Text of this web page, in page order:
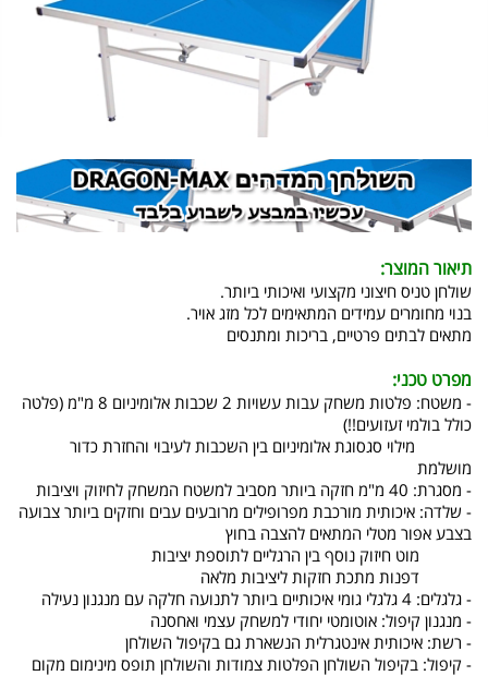
תיאור המוצר:
שולחן טניס חיצוני מקצועי ואיכותי ביותר.
בנוי מחומרים עמידים המתאימים לכל מזג אויר.
מתאים לבתים פרטיים, בריכות ומתנסים
מפרט טכני:
- משטח: פלטות משחק עבות עשויות 2 שכבות אלומיניום 8 מ"מ (פלטה
כולל בולמי זעזועים!!)
מילוי סגסוגת אלומיניום בין השכבות לעיבוי והחזרת כדור
מושלמת
- מסגרת: 40 מ"מ חזקה ביותר מסביב למשטח המשחק לחיזוק ויציבות
- שלדה: איכותית מורכבת מפרופילים מרובעים עבים וחזקים ביותר צבועה
בצבע אפור מטלי המתאים להצבה בחוץ
מוט חיזוק נוסף בין הרגליים לתוספת יציבות
דפנות מתכת חזקות ליציבות מלאה
- גלגלים: 4 גלגלי גומי איכותיים ביותר לתנועה חלקה עם מנגנון נעילה
- מנגנון קיפול: אוטומטי יחודי למשחק עצמי ואחסנה
- רשת: איכותית אינטגרלית הנשארת גם בקיפול השולחן
- קיפול: בקיפול השולחן הפלטות צמודות והשולחן תופס מינימום מקום